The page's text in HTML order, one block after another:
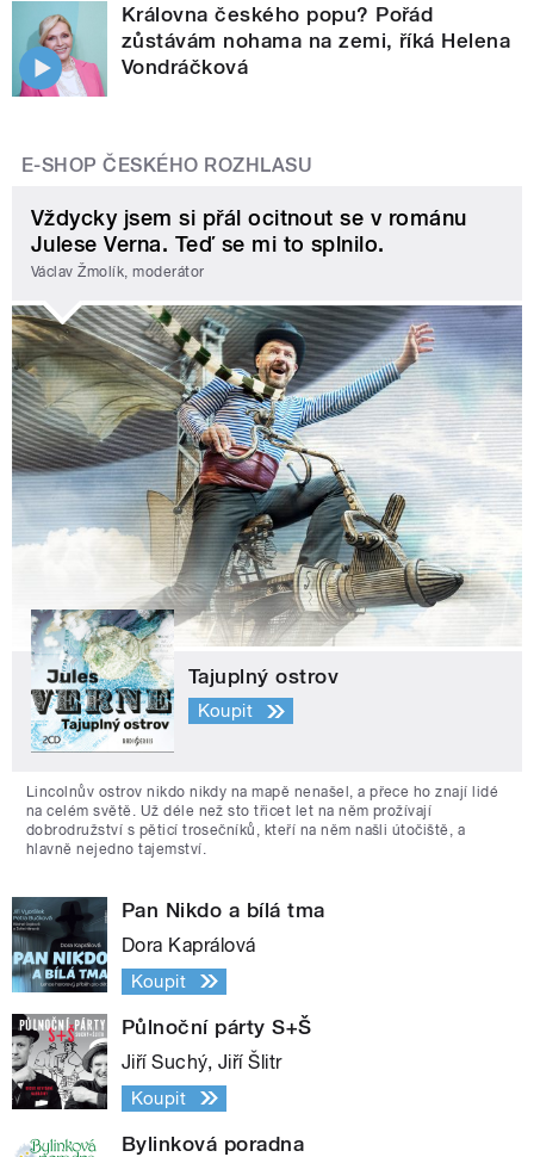
Královna českého popu? Pořád
zůstávám nohama na zemi, říká Helena
Vondráčková
E-SHOP ČESKÉHO ROZHLASU
Vždycky jsem si přál ocitnout se v románu
Julese Verna. Teď se mi to splnilo.
Václav Žmolík, moderátor
Tajuplný ostrov
Koupit
Lincolnův ostrov nikdo nikdy na mapě nenašel, a přece ho znají lidé
na celém světě. Už déle než sto třicet let na něm prožívají
dobrodružství s pěticí trosečníků, kteří na něm našli útočiště, a
hlavně nejedno tajemství.
Pan Nikdo a bílá tma
Dora Kaprálová
Koupit
Půlnoční párty S+Š
Jiří Suchý, Jiří Šlitr
Koupit
Bylinková poradna